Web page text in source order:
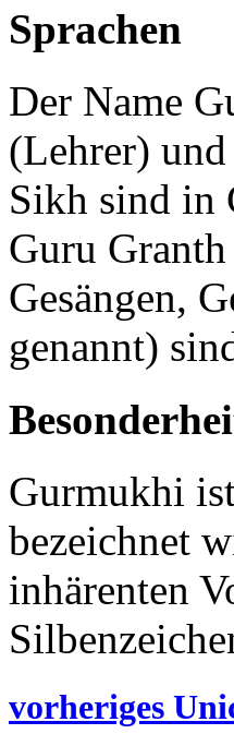
Sprachen
Der Name
(Lehrer)
Sikh sind in
Guru
Gesängen,
genannt)
Gurmukhi
bezeichnet
inhärenten
vorheriges